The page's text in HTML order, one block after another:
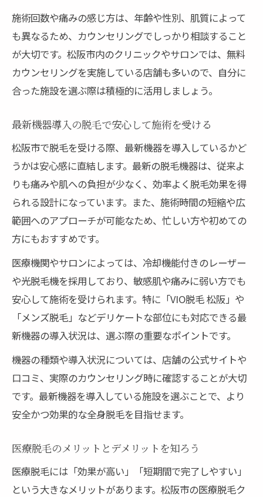
施術回数や痛みの感じ方は、年齢や性別、肌質によって
も異なるため、カウンセリングでしっかり相談すること
が大切です。松阪市内のクリニックやサロンでは、無料
カウンセリングを実施している店舗も多いので、自分に
合った施設を選ぶ際は積極的に活用しましょう。
最新機器導入の脱毛で安心して施術を受ける
松阪市で脱毛を受ける際、最新機器を導入しているかど
うかは安心感に直結します。最新の脱毛機器は、従来よ
りも痛みや肌への負担が少なく、効率よく脱毛効果を得
られる設計になっています。また、施術時間の短縮や広
範囲へのアプローチが可能なため、忙しい方や初めての
方にもおすすめです。
医療機関やサロンによっては、冷却機能付きのレーザー
や光脱毛機を採用しており、敏感肌や痛みに弱い方でも
安心して施術を受けられます。特に「VIO脱毛 松阪」や
「メンズ脱毛」などデリケートな部位にも対応できる最
新機器の導入状況は、選ぶ際の重要なポイントです。
機器の種類や導入状況については、店舗の公式サイトや
口コミ、実際のカウンセリング時に確認することが大切
です。最新機器を導入している施設を選ぶことで、より
安全かつ効果的な全身脱毛を目指せます。
医療脱毛のメリットとデメリットを知ろう
医療脱毛には「効果が高い」「短期間で完了しやすい」
という大きなメリットがあります。松阪市の医療脱毛ク